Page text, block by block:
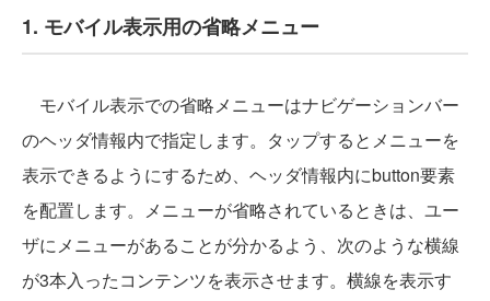
1. モバイル表示用の省略メニュー
モバイル表示での省略メニューはナビゲーションバー
のヘッダ情報内で指定します。タップするとメニューを
表示できるようにするため、ヘッダ情報内にbutton要素
を配置します。メニューが省略されているときは、ユー
ザにメニューがあることが分かるよう、次のような横線
が3本入ったコンテンツを表示させます。横線を表示す